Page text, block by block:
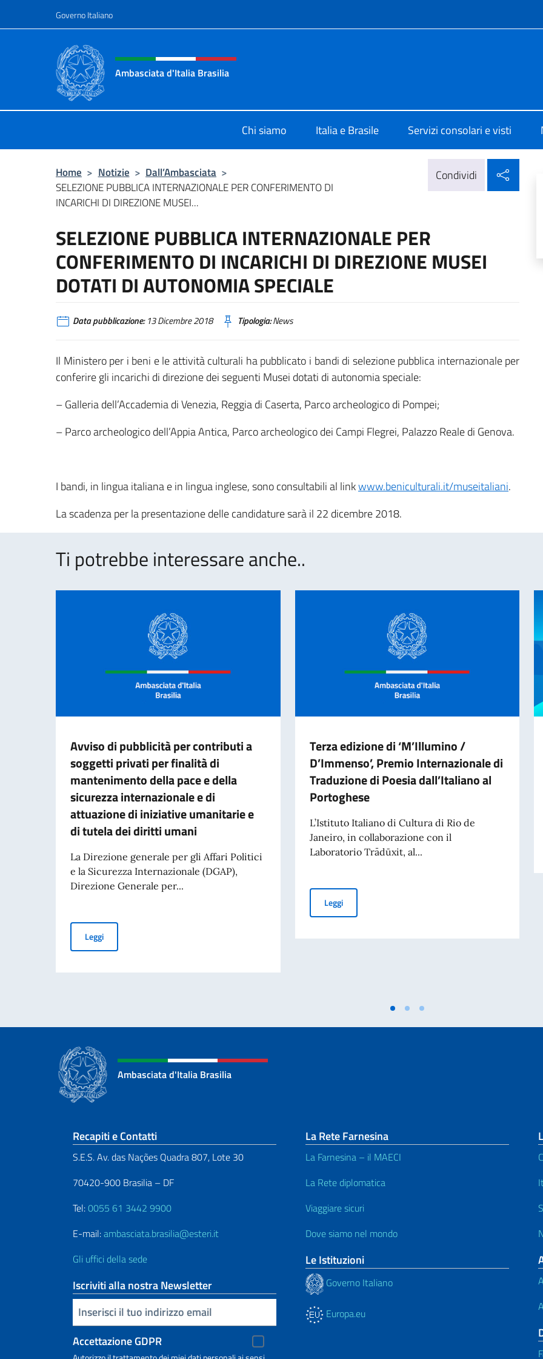
Governo Italiano
Intestazione sito, social e menù
Ambasciata d'Italia Brasilia
Chi siamo Italia e Brasile Servizi consolari e visti
Home > Notizie > Dall’Ambasciata >
SELEZIONE PUBBLICA INTERNAZIONALE PER CONFERIMENTO DI
INCARICHI DI DIREZIONE MUSEI...
Condividi
SELEZIONE PUBBLICA INTERNAZIONALE PER
CONFERIMENTO DI INCARICHI DI DIREZIONE MUSEI
DOTATI DI AUTONOMIA SPECIALE
Data pubblicazione:13 Dicembre 2018 Tipologia:News
Il Ministero per i beni e le attività culturali ha pubblicato i bandi di selezione pubblica internazionale per
conferire gli incarichi di direzione dei seguenti Musei dotati di autonomia speciale:
– Galleria dell’Accademia di Venezia, Reggia di Caserta, Parco archeologico di Pompei;
– Parco archeologico dell’Appia Antica, Parco archeologico dei Campi Flegrei, Palazzo Reale di Genova.
I bandi, in lingua italiana e in lingua inglese, sono consultabili al linkwww.beniculturali.it/museitaliani.
La scadenza per la presentazione delle candidature sarà il 22 dicembre 2018.
Ti potrebbe interessare anche..
Avviso di pubblicità per contributi a
soggetti privati per finalità di
mantenimento della pace e della
sicurezza internazionale e di
attuazione di iniziative umanitarie e
di tutela dei diritti umani
La Direzione generale per gli Affari Politici
e la Sicurezza Internazionale (DGAP),
Direzione Generale per...
LeggiAvviso di pubblicità per contributi a soggetti privati per finalità di mantenimento della pace e della sicurezza
Terza edizione di ‘M’Illumino /
D’Immenso’, Premio Internazionale di
Traduzione di Poesia dall’Italiano al
Portoghese
L’Istituto Italiano di Cultura di Rio de
Janeiro, in collaborazione con il
Laboratorio Trādūxit, al...
LeggiTerza edizione di ‘M’Illumino / D’Immenso’, Premio
Ambasciata d'Italia Brasilia
Sezione footer
Recapiti e Contatti
S.E.S. Av. das Nações Quadra 807, Lote 30
70420-900 Brasilia – DF
Tel:0055 61 3442 9900
E-mail:ambasciata.brasilia@esteri.it
Gli uffici della sede
Iscriviti alla nostra Newsletter
Inserisci la tua email
Accettazione GDPR
La Rete Farnesina
La Farnesina – il MAECI
La Rete diplomatica
Viaggiare sicuri
Dove siamo nel mondo
Le Istituzioni
Governo Italiano
Europa.eu